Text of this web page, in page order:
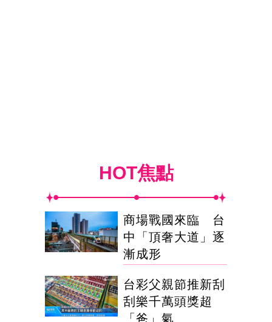
HOT焦點
商場戰國來臨 台
中「頂奢大道」逐
漸成形
台彩父親節推新刮
刮樂千萬頭獎超
「爸」氣